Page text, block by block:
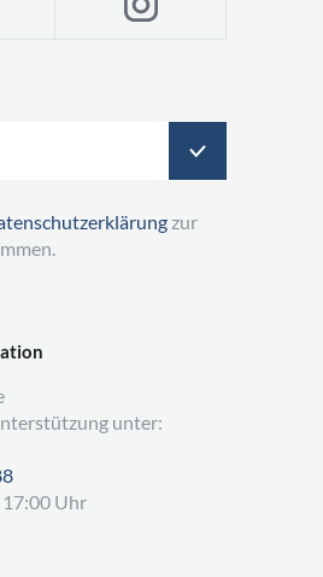
unter:
Uhr
zur